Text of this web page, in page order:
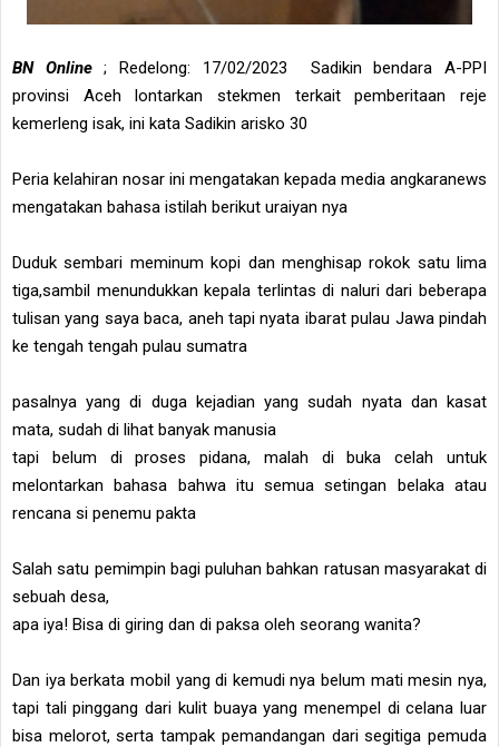
BN Online; Redelong: 17/02/2023 Sadikin bendara A-PPI
provinsi Aceh lontarkan stekmen terkait pemberitaan reje
kemerleng isak, ini kata Sadikin arisko 30
Peria kelahiran nosar ini mengatakan kepada media angkaranews
mengatakan bahasa istilah berikut uraiyan nya
Duduk sembari meminum kopi dan menghisap rokok satu lima
tiga,sambil menundukkan kepala terlintas di naluri dari beberapa
tulisan yang saya baca, aneh tapi nyata ibarat pulau Jawa pindah
ke tengah tengah pulau sumatra
pasalnya yang di duga kejadian yang sudah nyata dan kasat
mata, sudah di lihat banyak manusia
tapi belum di proses pidana, malah di buka celah untuk
melontarkan bahasa bahwa itu semua setingan belaka atau
rencana si penemu pakta
Salah satu pemimpin bagi puluhan bahkan ratusan masyarakat di
sebuah desa,
apa iya! Bisa di giring dan di paksa oleh seorang wanita?
Dan iya berkata mobil yang di kemudi nya belum mati mesin nya,
tapi tali pinggang dari kulit buaya yang menempel di celana luar
bisa melorot, serta tampak pemandangan dari segitiga pemuda